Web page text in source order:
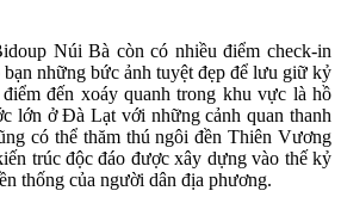
Núi Bà còn có nhiều điểm check-in
bạn những bức ảnh tuyệt đẹp để lưu giữ kỷ
đến xoáy quanh trong khu vực là hồ
lớn ở Đà Lạt với những cảnh quan thanh
có thể thăm thú ngôi đền Thiên Vương
​​trúc độc đáo được xây dựng vào thế kỷ
thống của người dân địa phương.